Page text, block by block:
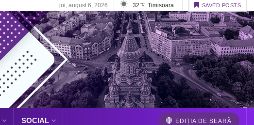
joi, august 6, 2026 32 °C Timisoara SAVED POSTS
SOCIAL EDIȚIA DE SEARĂ